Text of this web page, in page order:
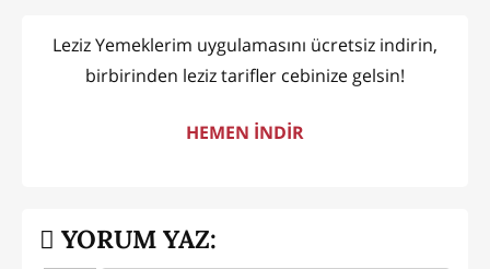
Leziz Yemeklerim uygulamasını ücretsiz indirin,
birbirinden leziz tarifler cebinize gelsin!
HEMEN İNDİR
YORUM YAZ: